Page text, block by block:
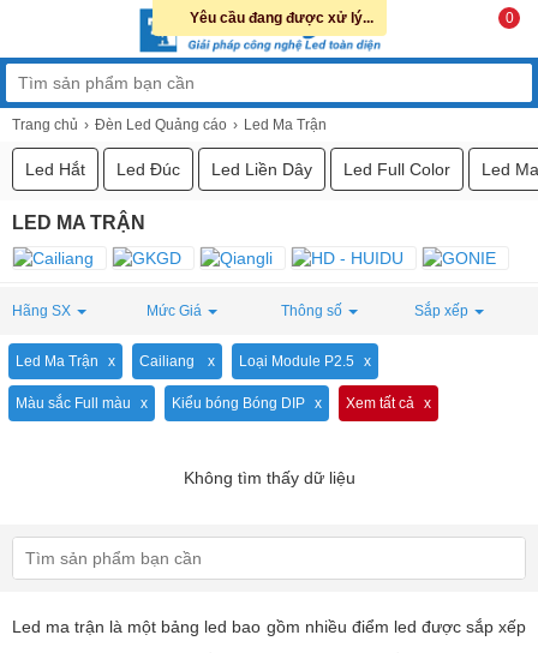
0
Trang chủ Đèn Led Quảng cáo Led Ma Trận
Led Hắt Led Đúc Led Liền Dây Led Full Color Led
LED MA TRẬN
Hãng SX Mức Giá Thông số Sắp xếp
Led Ma Trận Cailiang Loại Module P2.5
Màu sắc Full màu Kiểu bóng Bóng DIP Xem tất cả
Không tìm thấy dữ liệu
Led ma trận là một bảng led bao gồm nhiều điểm led được sắp xếp
Yêu cầu đang được xử lý...